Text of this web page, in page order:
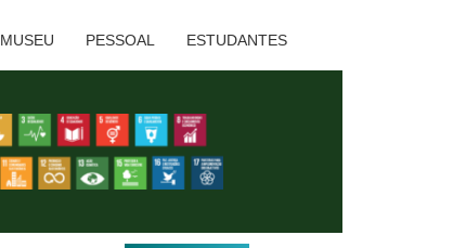
MUSEU PESSOAL ESTUDANTES